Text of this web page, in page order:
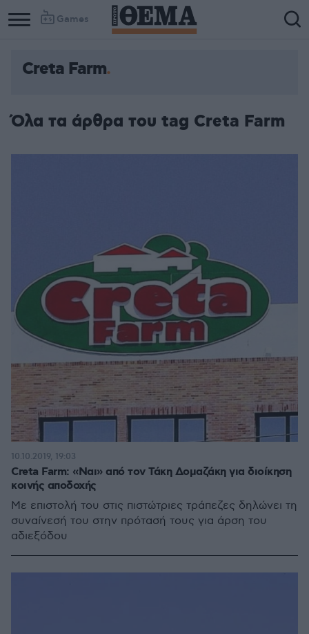
Games
Creta Farm
Όλα τα άρθρα του tag Creta Farm
Creta Farm: «Ναι» από τον Τάκη Δομαζάκη για διοίκηση
κοινής αποδοχής
Με επιστολή του στις πιστώτριες τράπεζες δηλώνει τη
συναίνεσή του στην πρότασή τους για άρση του
αδιεξόδου
10.10.2019, 19:03